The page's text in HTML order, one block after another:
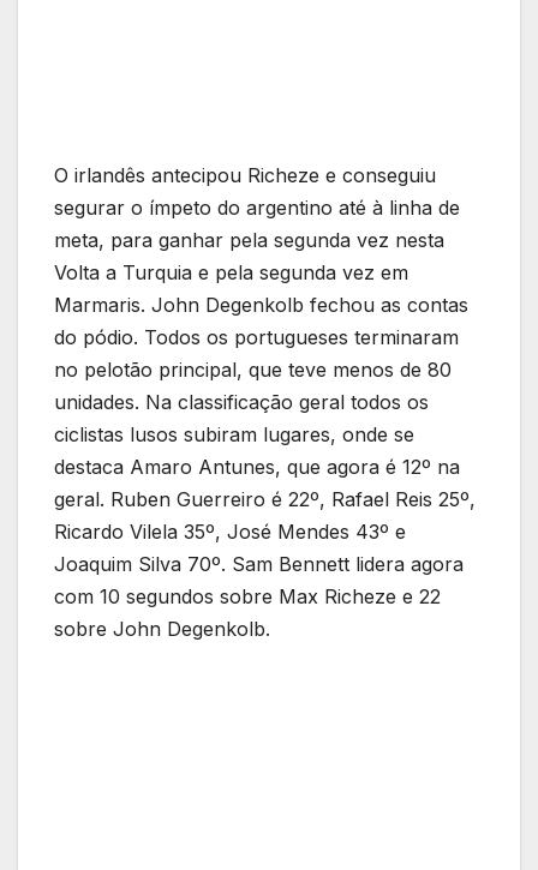
O irlandês antecipou Richeze e conseguiu
segurar o ímpeto do argentino até à linha de
meta, para ganhar pela segunda vez nesta
Volta a Turquia e pela segunda vez em
Marmaris. John Degenkolb fechou as contas
do pódio. Todos os portugueses terminaram
no pelotão principal, que teve menos de 80
unidades. Na classificação geral todos os
ciclistas lusos subiram lugares, onde se
destaca Amaro Antunes, que agora é 12º na
geral. Ruben Guerreiro é 22º, Rafael Reis 25º,
Ricardo Vilela 35º, José Mendes 43º e
Joaquim Silva 70º. Sam Bennett lidera agora
com 10 segundos sobre Max Richeze e 22
sobre John Degenkolb.